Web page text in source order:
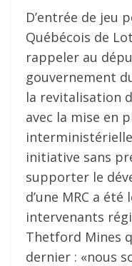
D’entrée de jeu
Québécois de
rappeler au
gouvernement
la revitalisation
avec la mise en
initiative sans
supporter le
d’une MRC a
intervenants
Thetford Mines
dernier : «nous